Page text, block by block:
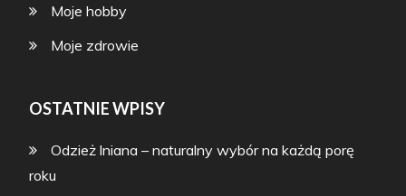
Moje hobby
Moje zdrowie
OSTATNIE WPISY
Odzież lniana – naturalny wybór na każdą porę
roku